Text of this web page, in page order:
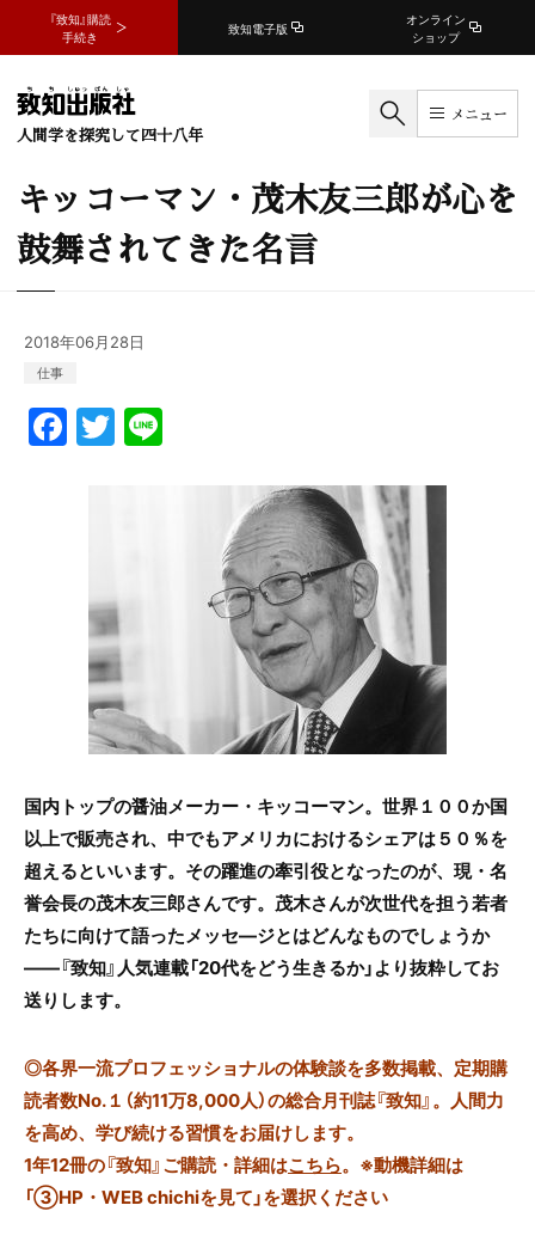
『致知』購読
手続き
致知電子版
オンライン
ショップ
人間学を探究して四十八年
メニュー
キッコーマン・茂木友三郎が心を
鼓舞されてきた名言
2018年06月28日
仕事
F
a
o
o
T
w
国内トップの醤油メーカー・キッコーマン。世界１００か国
以上で販売され、中でもアメリカにおけるシェアは５０％を
超えるといいます。その躍進の牽引役となったのが、現・名
誉会長の茂木友三郎さんです。茂木さんが次世代を担う若者
たちに向けて語ったメッセ―ジとはどんなものでしょうか
――『致知』人気連載「20代をどう生きるか」より抜粋してお
送りします。
◎各界一流プロフェッショナルの体験談を多数掲載、定期購
読者数No.１（約11万8,000人）の総合月刊誌『致知』。人間力
を高め、学び続ける習慣をお届けします。
1年12冊の『致知』ご購読・詳細はこちら。 ※動機詳細は
「③HP・WEB chichiを見て」を選択ください